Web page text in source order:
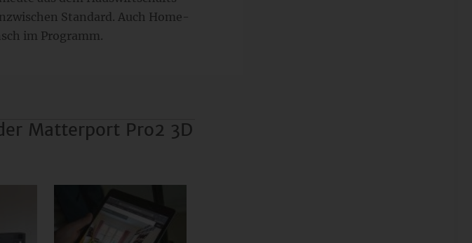
Standard. Auch Home-
im Programm.
Matterport Pro2 3D